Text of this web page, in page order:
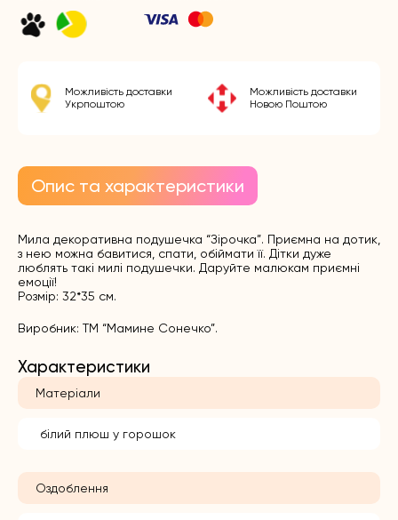
Можливість доставки
Укрпоштою
Можливість доставки
Новою Поштою
Опис та характеристики
Мила декоративна подушечка “Зірочка”. Приємна на дотик,
з нею можна бавитися, спати, обіймати її. Дітки дуже
люблять такі милі подушечки. Даруйте малюкам приємні
емоції!
Розмір: 32*35 см.
Виробник: ТМ “Мамине Сонечко”.
Характеристики
Матеріали
білий плюш у горошок
Оздоблення